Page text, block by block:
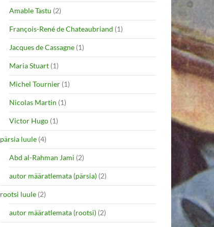
Amable Tastu (2)
François-René de Chateaubriand (1)
Jacques de Cassagne (1)
Maria Stuart (1)
Michel Tournier (1)
Nicolas Martin (1)
Victor Hugo (1)
pärsia luule (4)
Abd al-Rahman Jami (2)
autor määratlemata (pärsia) (2)
rootsi luule (2)
autor määratlemata (rootsi) (2)